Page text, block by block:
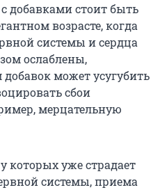
добавками стоит быть
возрасте, когда
системы и сердца
ослаблены,
может усугубить
сбои
мерцательную
которых уже страдает
системы, приема